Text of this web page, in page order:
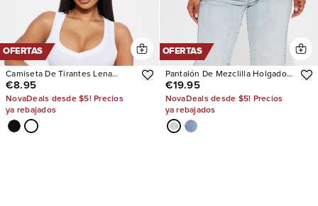
OFERTAS
Camiseta De Tirantes Lena
Ribbed V Neck
€8.95
NovaDeals desde $5! Precios
ya rebajados
OFERTAS
Pantalón De Mezclilla Holgado
Mellow Moments Low Rise
€19.95
NovaDeals desde $5! Precios
ya rebajados